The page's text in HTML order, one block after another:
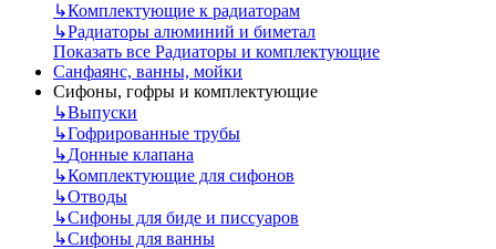
↳Комплектующие к радиаторам
↳Радиаторы алюминий и биметал
Показать все Радиаторы и комплектующие
Санфаянс, ванны, мойки
Сифоны, гофры и комплектующие
↳Выпуски
↳Гофрированные трубы
↳Донные клапана
↳Комплектующие для сифонов
↳Отводы
↳Сифоны для биде и писсуаров
↳Сифоны для ванны